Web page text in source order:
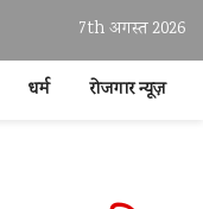
7th अगस्त 2026
धर्म रोजगार न्यूज़